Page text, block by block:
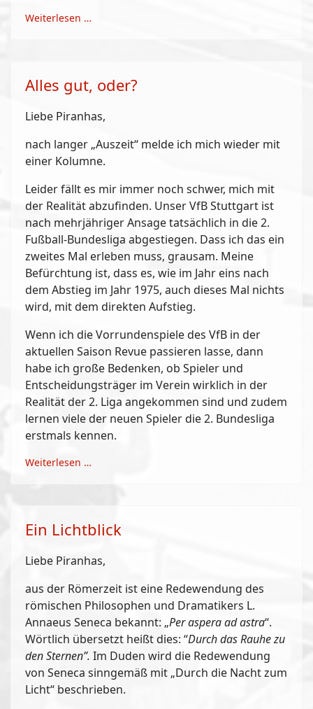
Weiterlesen …
Alles gut, oder?
Liebe Piranhas,
nach langer „Auszeit“ melde ich mich wieder mit
einer Kolumne.
Leider fällt es mir immer noch schwer, mich mit
der Realität abzufinden. Unser VfB Stuttgart ist
nach mehrjähriger Ansage tatsächlich in die 2.
Fußball-Bundesliga abgestiegen. Dass ich das ein
zweites Mal erleben muss, grausam. Meine
Befürchtung ist, dass es, wie im Jahr eins nach
dem Abstieg im Jahr 1975, auch dieses Mal nichts
wird, mit dem direkten Aufstieg.
Wenn ich die Vorrundenspiele des VfB in der
aktuellen Saison Revue passieren lasse, dann
habe ich große Bedenken, ob Spieler und
Entscheidungsträger im Verein wirklich in der
Realität der 2. Liga angekommen sind und zudem
lernen viele der neuen Spieler die 2. Bundesliga
erstmals kennen.
Weiterlesen …
Ein Lichtblick
Liebe Piranhas,
aus der Römerzeit ist eine Redewendung des
römischen Philosophen und Dramatikers L.
Annaeus Seneca bekannt: „Per aspera ad astra“.
Wörtlich übersetzt heißt dies: “Durch das Rauhe zu
den Sternen”. Im Duden wird die Redewendung
von Seneca sinngemäß mit „Durch die Nacht zum
Licht“ beschrieben.